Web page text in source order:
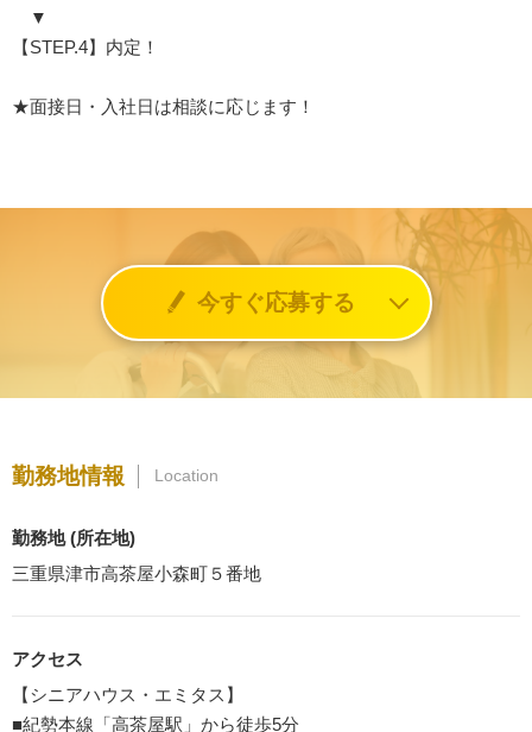
▼
【STEP.4】内定！
★面接日・入社日は相談に応じます！
今すぐ応募する
勤務地情報 Location
勤務地 (所在地)
三重県津市高茶屋小森町５番地
アクセス
【シニアハウス・エミタス】
■紀勢本線「高茶屋駅」から徒歩5分